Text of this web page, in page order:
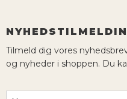
Tilmeld dig vores
og nyheder i shoppen. Du